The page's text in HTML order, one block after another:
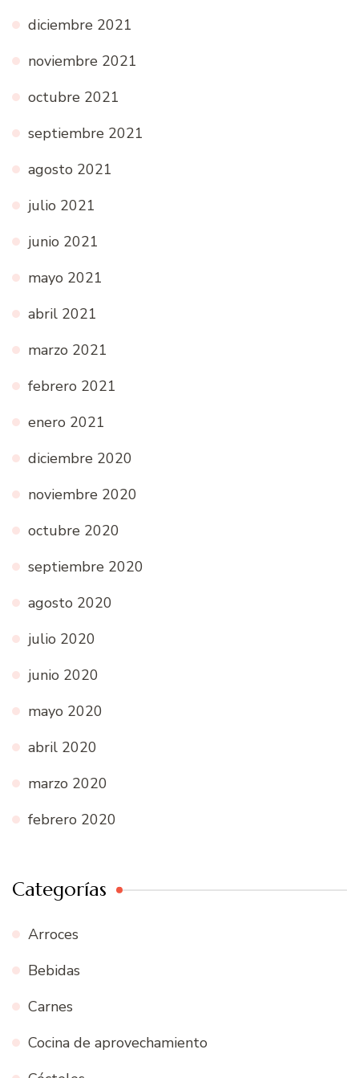
diciembre 2021
noviembre 2021
octubre 2021
septiembre 2021
agosto 2021
julio 2021
junio 2021
mayo 2021
abril 2021
marzo 2021
febrero 2021
enero 2021
diciembre 2020
noviembre 2020
octubre 2020
septiembre 2020
agosto 2020
julio 2020
junio 2020
mayo 2020
abril 2020
marzo 2020
febrero 2020
Categorías
Arroces
Bebidas
Carnes
Cocina de aprovechamiento